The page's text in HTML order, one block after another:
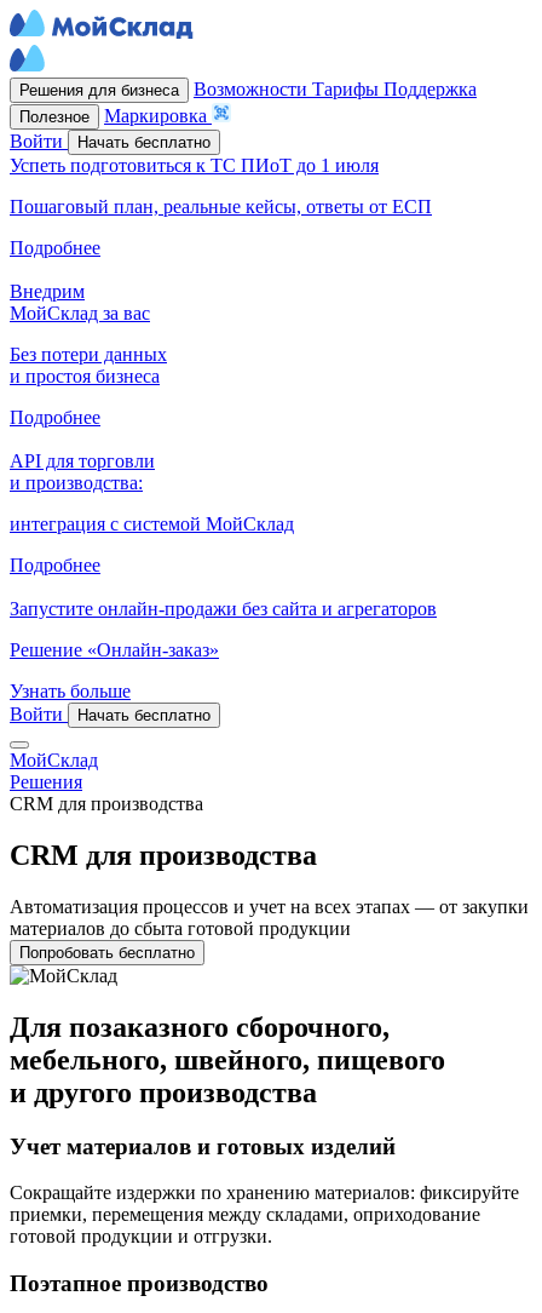
Решения для бизнеса Возможности Тарифы Поддержка
Полезное
Маркировка
Войти
Начать бесплатно
Успеть подготовиться к ТС ПИоТ до 1 июля
Пошаговый план, реальные кейсы, ответы от ЕСП
Подробнее
Внедрим
МойСклад за вас
Без потери данных
и простоя бизнеса
Подробнее
API для торговли
и производства:
интеграция с системой МойСклад
Подробнее
Запустите онлайн-продажи без сайта и агрегаторов
Решение «Онлайн-заказ»
Узнать больше
Войти
Начать бесплатно
МойСклад
Решения
CRM для производства
CRM для производства
Автоматизация процессов и учет на всех этапах — от закупки
материалов до сбыта готовой продукции
Попробовать бесплатно
Для позаказного сборочного,
мебельного, швейного, пищевого
и другого производства
Учет материалов и готовых изделий
Сокращайте издержки по хранению материалов: фиксируйте
приемки, перемещения между складами, оприходование
готовой продукции и отгрузки.
Поэтапное производство